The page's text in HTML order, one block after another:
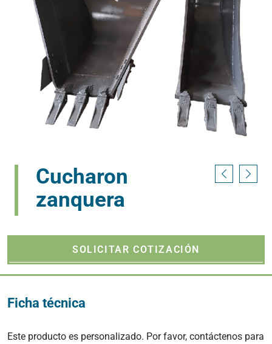
Cucharon
zanquera
SOLICITAR COTIZACIÓN
Ficha técnica
Este producto es personalizado. Por favor, contáctenos para